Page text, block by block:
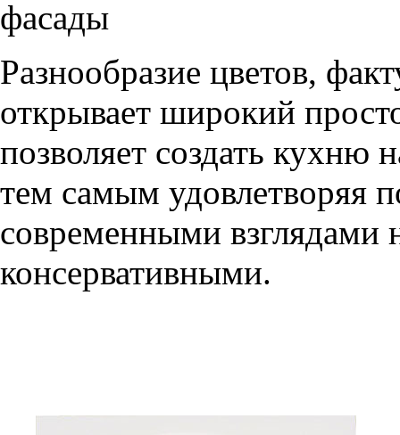
фасады
Разнообразие цветов,
открывает широкий
позволяет создать кухню
тем самым удовлетворяя
современными взглядами
консервативными.